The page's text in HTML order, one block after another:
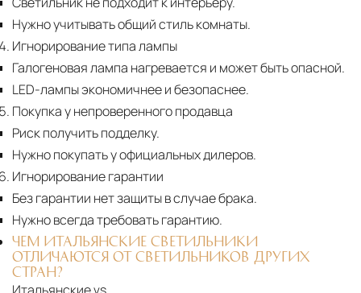
Нужно учитывать общий стиль комнаты.
Игнорирование типа лампы
Галогеновая лампа нагревается и может быть опасной.
LED-лампы экономичнее и безопаснее.
Покупка у непроверенного продавца
Риск получить подделку.
Нужно покупать у официальных дилеров.
Игнорирование гарантии
Без гарантии нет защиты в случае брака.
Нужно всегда требовать гарантию.
ЧЕМ ИТАЛЬЯНСКИЕ СВЕТИЛЬНИКИ
ОТЛИЧАЮТСЯ ОТ СВЕТИЛЬНИКОВ ДРУГИХ
СТРАН?